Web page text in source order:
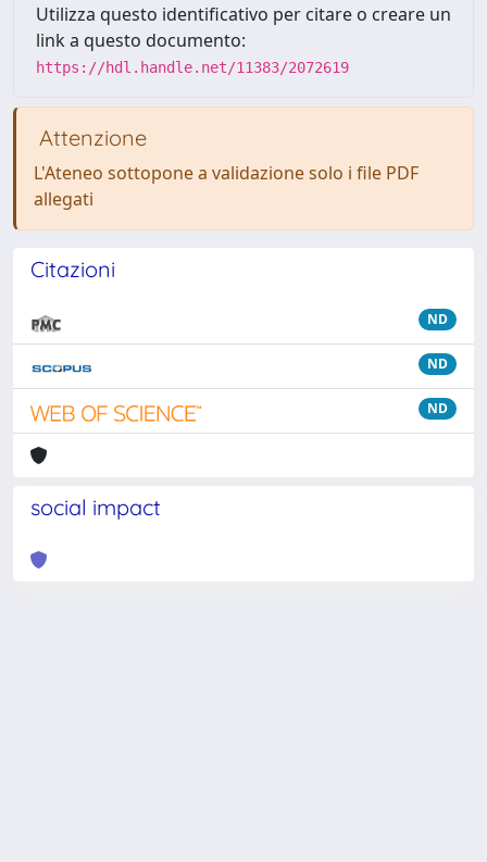
Utilizza questo identificativo per citare o creare un
link a questo documento:
https://hdl.handle.net/11383/2072619
Attenzione
L'Ateneo sottopone a validazione solo i file PDF
allegati
Citazioni
ND
ND
ND
social impact